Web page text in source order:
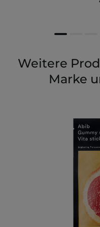
Weitere
Marke